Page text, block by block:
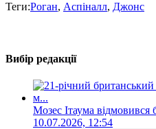
Теги:Роган, Аспіналл, Джонс
Вибір редакції
Мозес Ітаума
10.07.2026, 12:54